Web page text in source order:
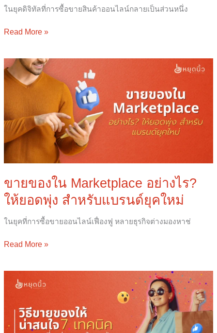
ในยุคดิจิทัลที่การซื้อขายสินค้าออนไลน์กลายเป็นส่วนหนึ่ง
Read More »
ขายของใน Marketplace อย่างไร?
ให้ยอดพุ่ง สำหรับแบรนด์ยุคใหม่
ในยุคที่การซื้อขายออนไลน์เฟื่องฟู หลายธุรกิจต่างมองหาช่
ขาย
ของ
ให้
ยอด
พุ่ง
สำหรับ
แบรนด์
ใหม่
Read More »
ขาย